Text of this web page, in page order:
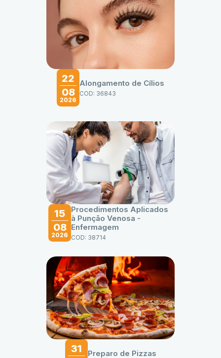
22
08
2026
Alongamento de Cílios
COD: 36843
15
08
2026
Procedimentos Aplicados
à Punção Venosa -
Enfermagem
COD: 38714
31
Preparo de Pizzas